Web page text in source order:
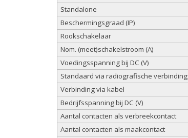
Standalone
Beschermingsgraad (IP)
Rookschakelaar
Nom. (meet)schakelstroom (A)
Voedingsspanning bij DC (V)
Standaard via radiografische verbinding
Verbinding via kabel
Bedrijfsspanning bij DC (V)
Aantal contacten als verbreekcontact
Aantal contacten als maakcontact